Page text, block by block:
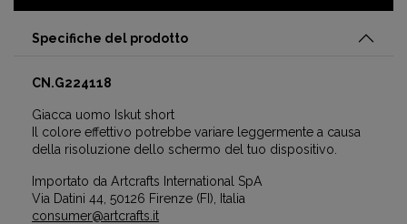
Specifiche del prodotto
CN.G224118
Giacca uomo Iskut short
Il colore effettivo potrebbe variare leggermente a causa
della risoluzione dello schermo del tuo dispositivo.
Importato da Artcrafts International SpA
Via Datini 44, 50126 Firenze (FI), Italia
consumer@artcrafts.it